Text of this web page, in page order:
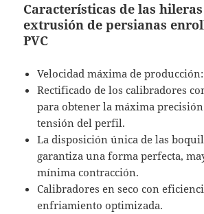
Características de las
extrusión de persianas
PVC
Velocidad máxima de
Rectificado de los calibradores
para obtener la máxima
tensión del perfil.
La disposición única de las
garantiza una forma perfecta,
mínima contracción.
Calibradores en seco con
enfriamiento optimizada.